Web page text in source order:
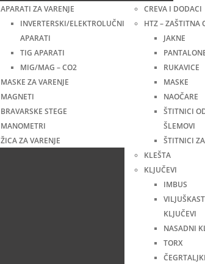
APARATI ZA VARENJE
INVERTERSKI/ELEKTROLUČNI
APARATI
TIG APARATI
MIG/MAG – CO2
MASKE ZA VARENJE
MAGNETI
BRAVARSKE STEGE
MANOMETRI
ŽICA ZA VARENJE
CREVA I DODACI
HTZ – ZAŠTITNA
JAKNE
RUKAVICE
MASKE
NAOČARE
ŠTITNICI
ŠLEMOVI
ŠTITNICI
KLEŠTA
KLJUČEVI
IMBUS
KLJUČEVI
NASADNI
TORX